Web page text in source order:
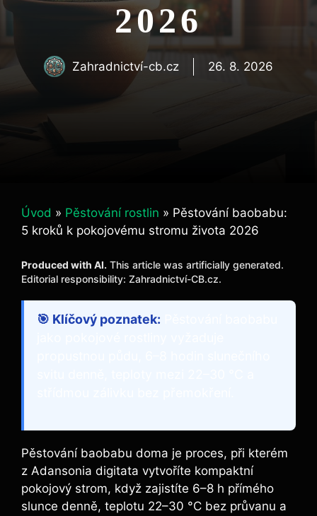
2026
Zahradnictví-cb.cz 26. 8. 2026
Úvod » Pěstování rostlin » Pěstování baobabu:
5 kroků k pokojovému stromu života 2026
Produced with AI. This article was artificially generated.
Editorial responsibility: Zahradnictví-CB.cz.
🎯 Klíčový poznatek:
Pěstování baobabu doma je proces, při kterém
z Adansonia digitata vytvoříte kompaktní
pokojový strom, když zajistíte 6–8 h přímého
slunce denně, teplotu 22–30 °C bez průvanu a